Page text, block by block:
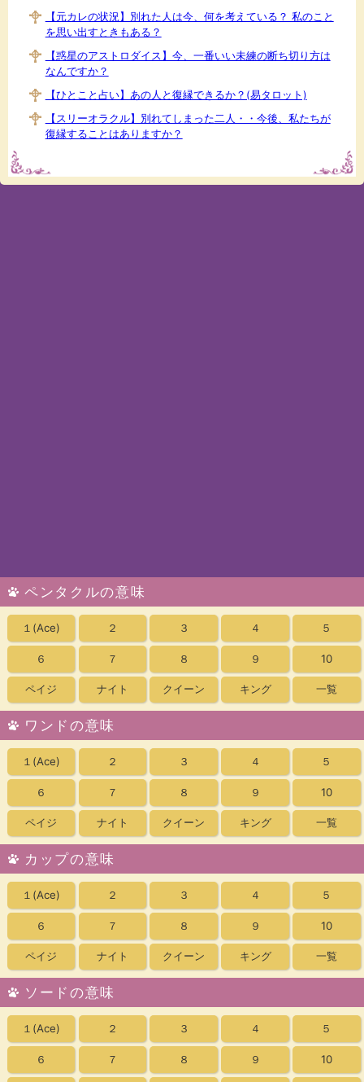
【元カレの状況】別れた人は今、何を考えている？ 私のこと
を思い出すときもある？
【惑星のアストロダイス】今、一番いい未練の断ち切り方は
なんですか？
【ひとこと占い】あの人と復縁できるか？(易タロット)
【スリーオラクル】別れてしまった二人・・今後、私たちが
復縁することはありますか？
ペンタクルの意味
１ (Ace) ２ ３ ４ ５
６ ７ ８ ９ 10
ペイジ ナイト クイーン キング 一覧
ワンドの意味
１ (Ace) ２ ３ ４ ５
６ ７ ８ ９ 10
ペイジ ナイト クイーン キング 一覧
カップの意味
１ (Ace) ２ ３ ４ ５
６ ７ ８ ９ 10
ペイジ ナイト クイーン キング 一覧
ソードの意味
１ (Ace) ２ ３ ４ ５
６ ７ ８ ９ 10